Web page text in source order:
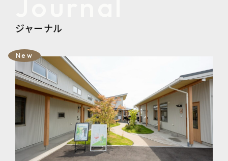
ジャーナル
New